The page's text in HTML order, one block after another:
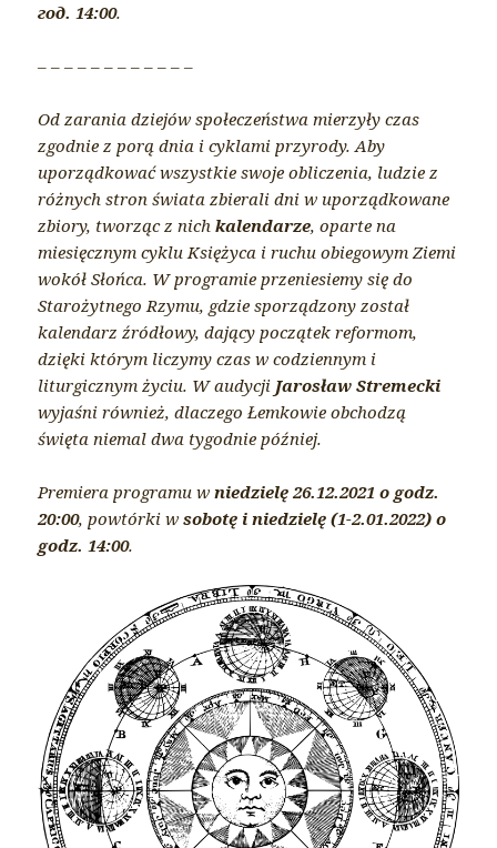
год. 14:00.
– – – – – – – – – – – –
Od zarania dziejów społeczeństwa mierzyły czas
zgodnie z porą dnia i cyklami przyrody. Aby
uporządkować wszystkie swoje obliczenia, ludzie z
różnych stron świata zbierali dni w uporządkowane
zbiory, tworząc z nichkalendarze, oparte na
miesięcznym cyklu Księżyca i ruchu obiegowym Ziemi
wokół Słońca. W programie przeniesiemy się do
Starożytnego Rzymu, gdzie sporządzony został
kalendarz źródłowy, dający początek reformom,
dzięki którym liczymy czas w codziennym i
liturgicznym życiu. W audycji Jarosław Stremecki
wyjaśni również, dlaczego Łemkowie obchodzą
święta niemal dwa tygodnie później.
Premiera programu wniedzielę 26.12.2021 o godz.
20:00, powtórki wsobotę i niedzielę (1-2.01.2022) o
godz. 14:00.